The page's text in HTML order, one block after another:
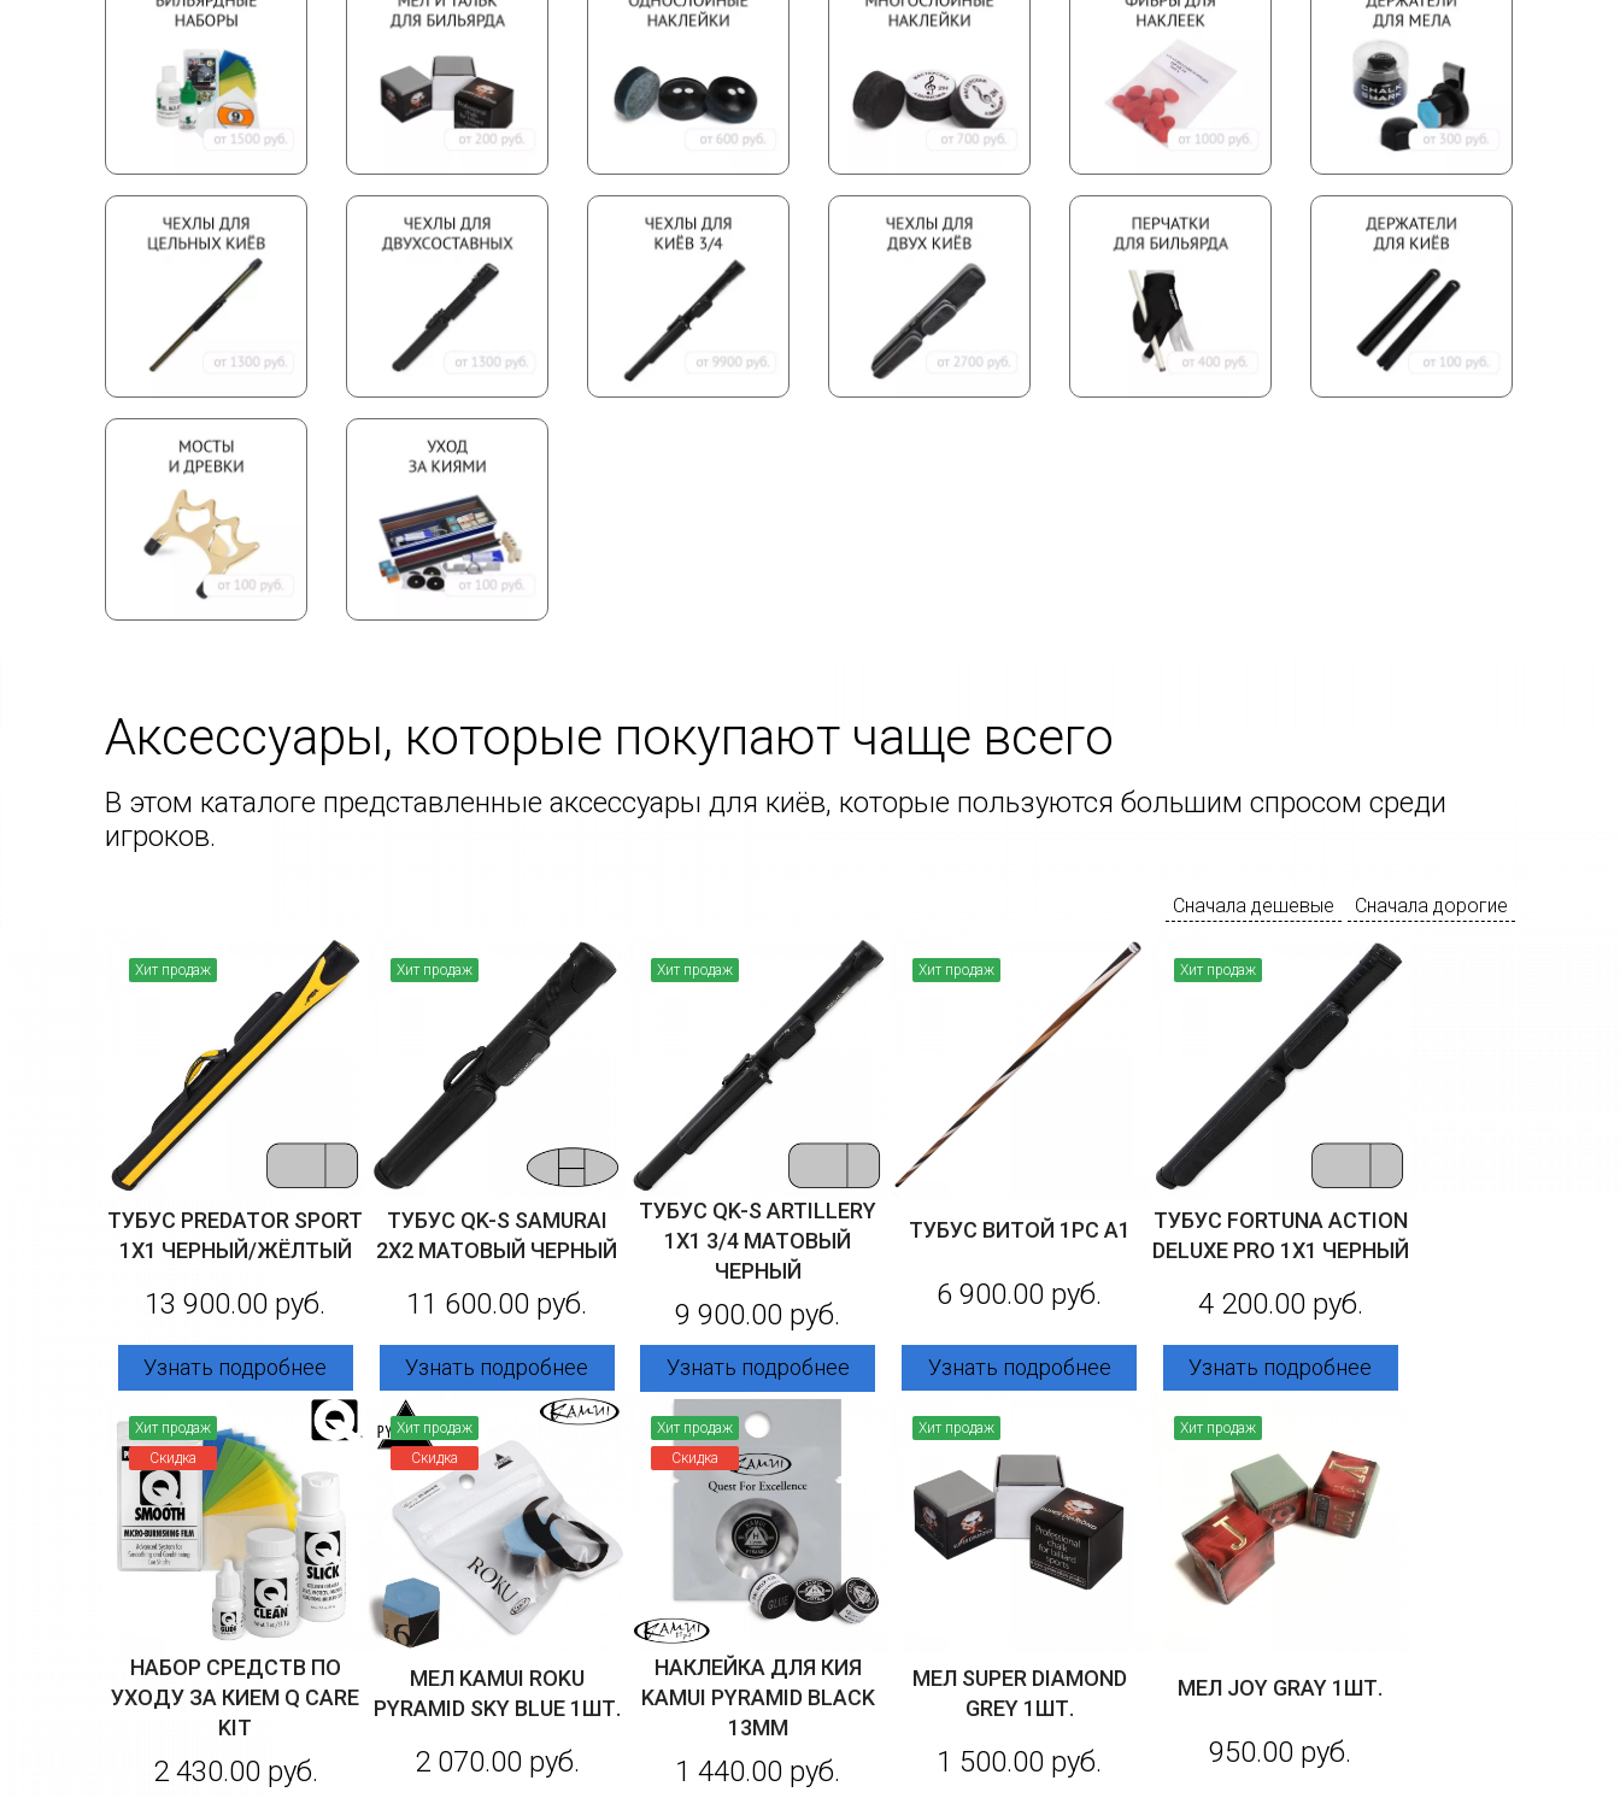
Аксессуары, которые покупают чаще всего
В этом каталоге представленные аксессуары для киёв, которые пользуются большим спросом среди
игроков.
Сначала дорогие
Сначала дешевые
Хит продаж
ТУБУС PREDATOR SPORT
1X1 ЧЕРНЫЙ/ЖЁЛТЫЙ
13 900.00 руб.
Узнать подробнее
Хит продаж
ТУБУС QK-S SAMURAI
2X2 МАТОВЫЙ ЧЕРНЫЙ
11 600.00 руб.
Узнать подробнее
Хит продаж
ТУБУС QK-S ARTILLERY
1X1 3/4 МАТОВЫЙ
ЧЕРНЫЙ
9 900.00 руб.
Узнать подробнее
Хит продаж
ТУБУС ВИТОЙ 1PC А1
6 900.00 руб.
Узнать подробнее
Хит продаж
ТУБУС FORTUNA ACTION
DELUXE PRO 1X1 ЧЕРНЫЙ
4 200.00 руб.
Узнать подробнее
Хит продаж
Скидка
НАБОР СРЕДСТВ ПО
УХОДУ ЗА КИЕМ Q CARE
KIT
2 430.00 руб.
Хит продаж
Скидка
МЕЛ KAMUI ROKU
PYRAMID SKY BLUE 1ШТ.
2 070.00 руб.
Хит продаж
Скидка
НАКЛЕЙКА ДЛЯ КИЯ
KAMUI PYRAMID BLACK
13ММ
1 440.00 руб.
Хит продаж
МЕЛ SUPER DIAMOND
GREY 1ШТ.
1 500.00 руб.
Хит продаж
МЕЛ JOY GRAY 1ШТ.
950.00 руб.